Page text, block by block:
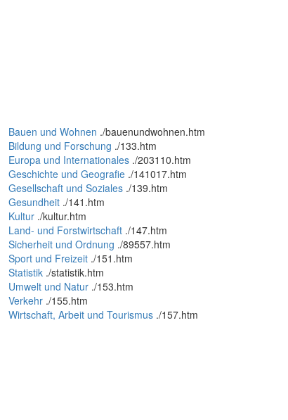
Bauen und Wohnen ./bauenundwohnen.htm
Bildung und Forschung ./133.htm
Europa und Internationales ./203110.htm
Geschichte und Geografie ./141017.htm
Gesellschaft und Soziales ./139.htm
Gesundheit ./141.htm
Kultur ./kultur.htm
Land- und Forstwirtschaft ./147.htm
Sicherheit und Ordnung ./89557.htm
Sport und Freizeit ./151.htm
Statistik ./statistik.htm
Umwelt und Natur ./153.htm
Verkehr ./155.htm
Wirtschaft, Arbeit und Tourismus ./157.htm